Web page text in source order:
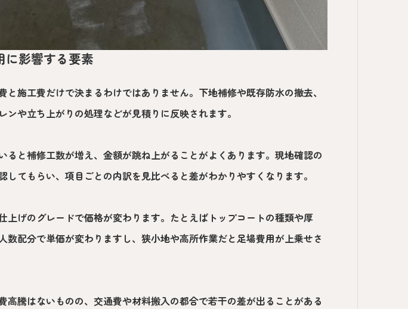
に影響する要素
と施工費だけで決まるわけではありません。下地補修や既存防水の撤去、
ンや立ち上がりの処理などが見積りに反映されます。
ると補修工数が増え、金額が跳ね上がることがよくあります。現地確認の
してもらい、項目ごとの内訳を見比べると差がわかりやすくなります。
上げのグレードで価格が変わります。たとえばトップコートの種類や厚
数配分で単価が変わりますし、狭小地や高所作業だと足場費用が上乗せさ
高騰はないものの、交通費や材料搬入の都合で若干の差が出ることがある